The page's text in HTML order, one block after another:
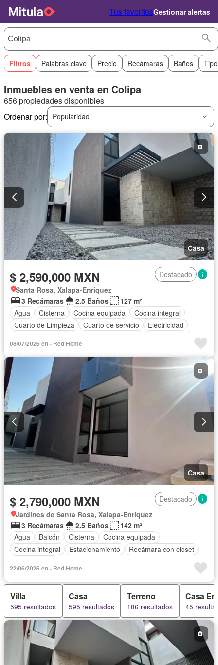
Tus favoritosGestionar alertas
Filtros Palabras clave Precio Recámaras Baños
Inmuebles en venta en Colipa
656 propiedades disponibles
Ordenar por:
Popularidad
Casa
$ 2,590,000 MXN
Destacado
Santa Rosa, Xalapa-Enríquez
3 Recámaras
2.5 Baños
127 m²
Agua
Cisterna Cocina equipada
Cocina integral
Cuarto de Limpieza
Cuarto de servicio
Electricidad
08/07/2026 en - Red Home
Casa
$ 2,790,000 MXN
Destacado
Jardines de Santa Rosa, Xalapa-Enríquez
3 Recámaras
2.5 Baños
142 m²
Agua
Balcón Cisterna
Cocina equipada
Cocina integral
Estacionamiento
Recámara con closet
22/06/2026 en - Red Home
Villa
595 resultados
Casa
595 resultados
Terreno
186 resultados
Casa
45